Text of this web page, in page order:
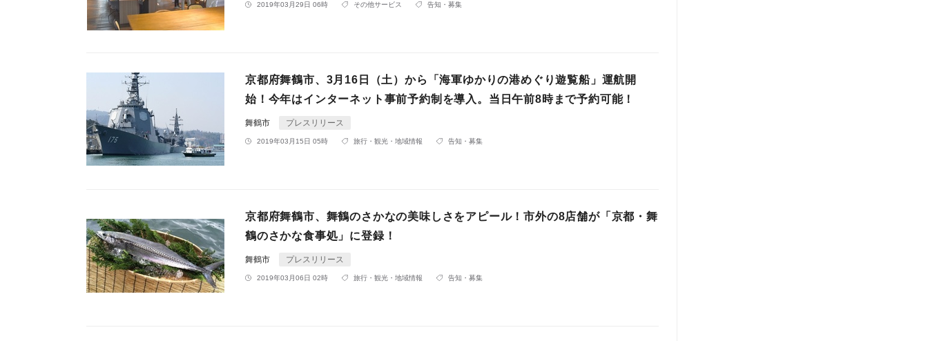
2019年03月29日 06時 その他サービス 告知・募集
京都府舞鶴市、3月16日（土）から「海軍ゆかりの港めぐり遊覧船」運航開
始！今年はインターネット事前予約制を導入。当日午前8時まで予約可能！
舞鶴市 プレスリリース
2019年03月15日 05時 旅行・観光・地域情報 告知・募集
京都府舞鶴市、舞鶴のさかなの美味しさをアピール！市外の8店舗が「京都・舞
鶴のさかな食事処」に登録！
舞鶴市 プレスリリース
2019年03月06日 02時 旅行・観光・地域情報 告知・募集